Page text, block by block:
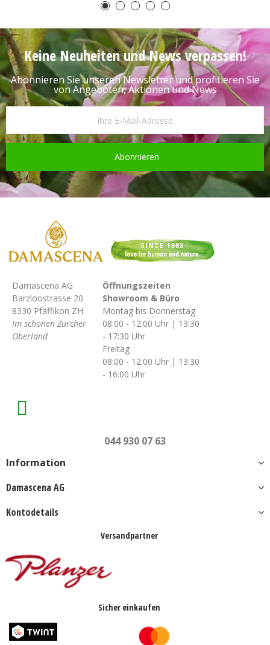
Keine Neuheiten und News verpassen!
Abonnieren Sie unseren Newsletter und profitieren Sie
von Angeboten, Aktionen und News
Abonnieren
Damascena AG
Barzloostrasse 20
8330 Pfäffikon ZH
Im schönen Zürcher
Oberland
Öffnungszeiten
Showroom & Büro
Montag bis Donnerstag
08:00 - 12:00 Uhr | 13:30
- 17:30 Uhr
Freitag
08:00 - 12:00 Uhr | 13:30
- 16:00 Uhr
044 930 07 63
Information
Damascena AG
Kontodetails
Versandpartner
Sicher einkaufen